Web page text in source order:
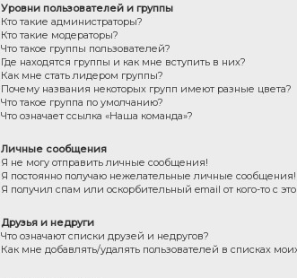
Уровни пользователей и группы
Кто такие администраторы?
Кто такие модераторы?
Что такое группы пользователей?
Где находятся группы и как мне вступить в них?
Как мне стать лидером группы?
Почему названия некоторых групп имеют разные цвета?
Что такое группа по умолчанию?
Что означает ссылка «Наша команда»?
Личные сообщения
Я не могу отправить личные сообщения!
Я постоянно получаю нежелательные личные сообщения!
Я получил спам или оскорбительный email от кого-то с
Друзья и недруги
Что означают списки друзей и недругов?
Как мне добавлять/удалять пользователей в списках